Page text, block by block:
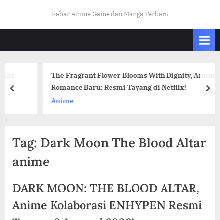
K
A
R
O
T
U
O
.
Kabar Anime Game dan Manga Terbaru
The Fragrant Flower Blooms With Dignity, Anime
Romance Baru: Resmi Tayang di Netflix!
Anime
prev
Tag: Dark Moon The Blood Altar
anime
DARK MOON: THE BLOOD ALTAR,
Anime Kolaborasi ENHYPEN Resmi